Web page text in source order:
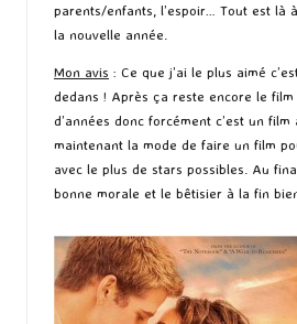
parents/enfants, l’espoir… Tout est là
la nouvelle année.
Mon avis : Ce que j’ai le plus aimé
dedans ! Après ça reste encore le
d’années donc forcément c’est un film
maintenant la mode de faire un film
avec le plus de stars possibles. Au
bonne morale et le bêtisier à la fin